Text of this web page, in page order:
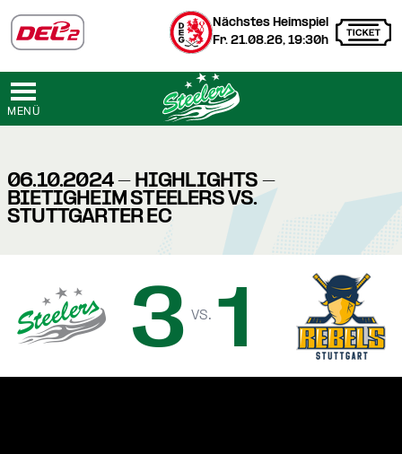
Nächstes Heimspiel
Fr. 21.08.26, 19:30h
MENÜ
06.10.2024 - HIGHLIGHTS -
BIETIGHEIM STEELERS VS.
STUTTGARTER EC
3 vs. 1